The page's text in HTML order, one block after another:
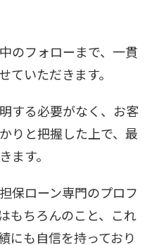
のフォローまで、一貫
ていただきます。
する必要がなく、お客
りと把握した上で、最
ます。
保ローン専門のプロフ
もちろんのこと、これ
にも自信を持っており